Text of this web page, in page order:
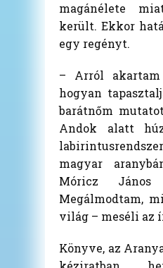
magánélete
került. Ekkor
egy regényt.
– Arról
hogyan
barátnőm
Andok alatt
magyar
Móricz
Megálmodtam,
világ – meséli az
Könyve, az